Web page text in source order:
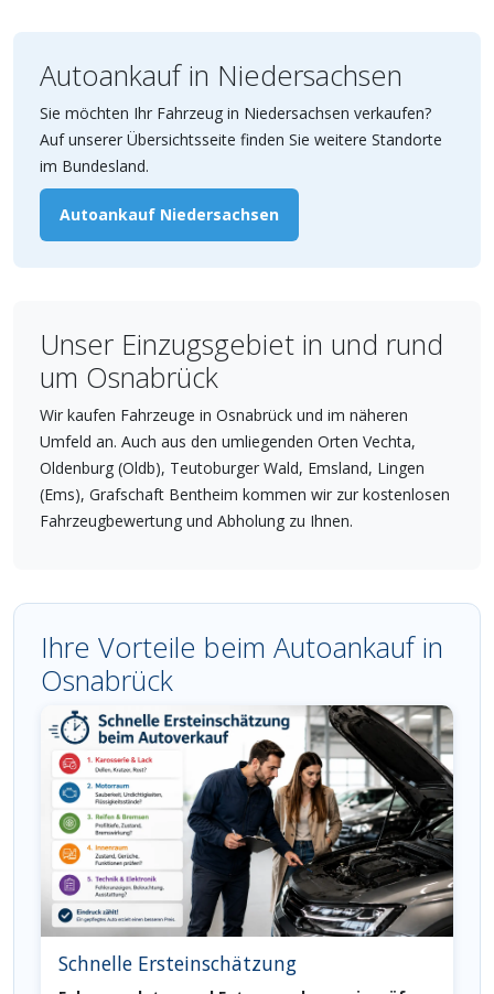
Autoankauf in Niedersachsen
Sie möchten Ihr Fahrzeug in Niedersachsen verkaufen?
Auf unserer Übersichtsseite finden Sie weitere Standorte
im Bundesland.
Autoankauf Niedersachsen
Unser Einzugsgebiet in und rund
um Osnabrück
Wir kaufen Fahrzeuge in Osnabrück und im näheren
Umfeld an. Auch aus den umliegenden Orten Vechta,
Oldenburg (Oldb), Teutoburger Wald, Emsland, Lingen
(Ems), Grafschaft Bentheim kommen wir zur kostenlosen
Fahrzeugbewertung und Abholung zu Ihnen.
Ihre Vorteile beim Autoankauf in
Osnabrück
Schnelle Ersteinschätzung